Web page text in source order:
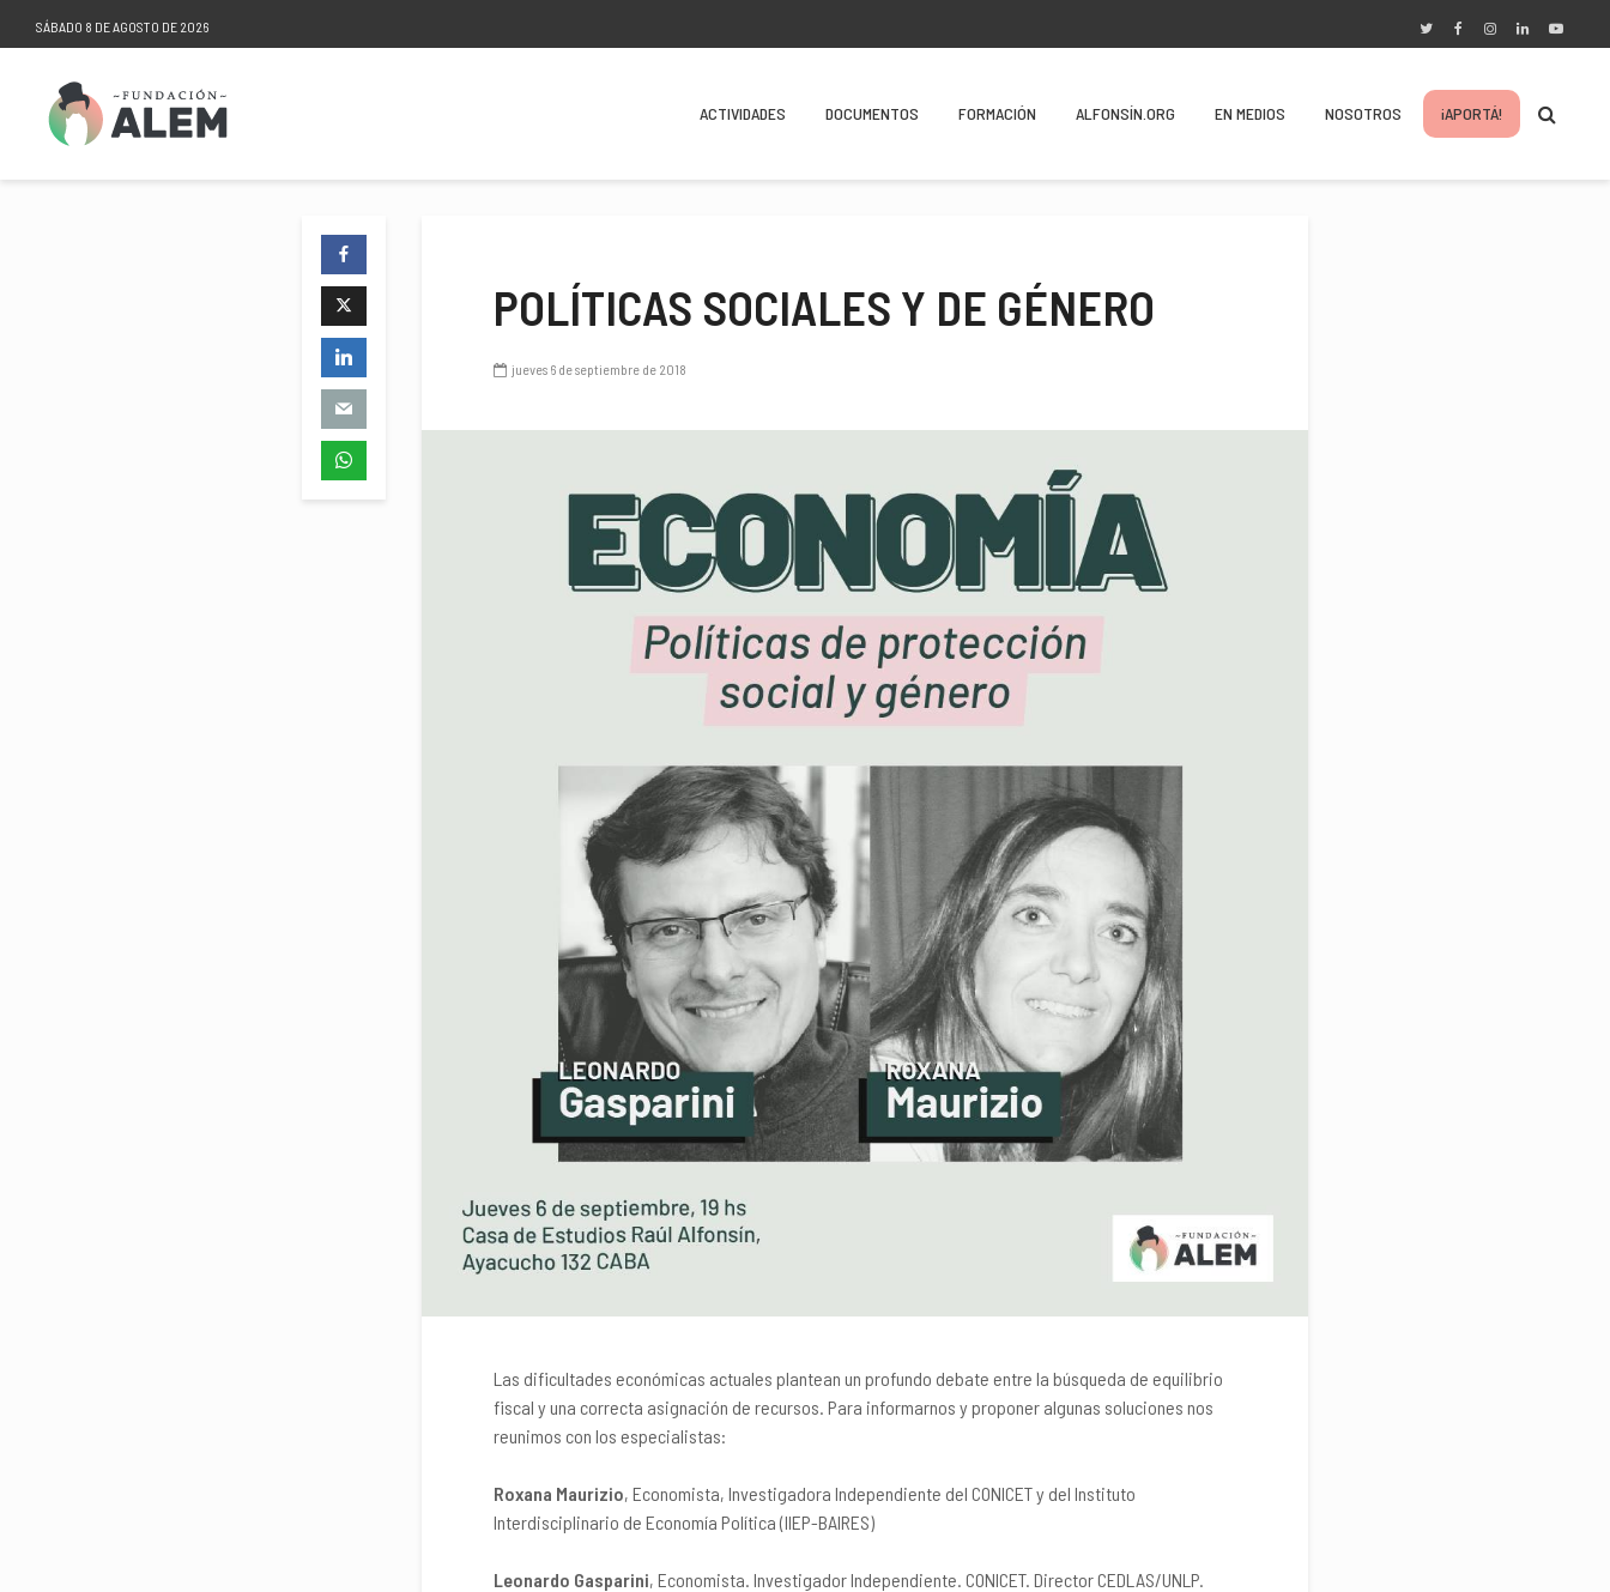
SÁBADO 8 DE AGOSTO DE 2026
ACTIVIDADES DOCUMENTOS FORMACIÓN ALFONSÍN.ORG EN MEDIOS NOSOTROS ¡APORTÁ!
POLÍTICAS SOCIALES Y DE GÉNERO
jueves 6 de septiembre de 2018
Las dificultades económicas actuales plantean un profundo debate entre la búsqueda de equilibrio
fiscal y una correcta asignación de recursos. Para informarnos y proponer algunas soluciones nos
reunimos con los especialistas:
Roxana Maurizio, Economista, Investigadora Independiente del CONICET y del Instituto
Interdisciplinario de Economía Política (IIEP-BAIRES)
Leonardo Gasparini, Economista. Investigador Independiente. CONICET. Director CEDLAS/UNLP.